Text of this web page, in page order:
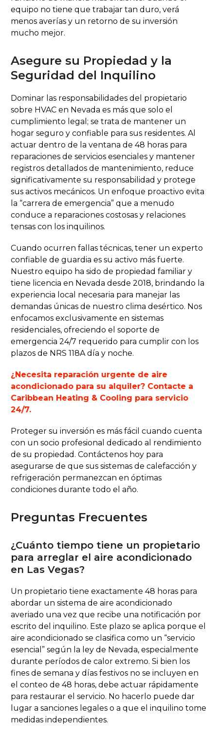
equipo no tiene que trabajar tan duro, verá
menos averías y un retorno de su inversión
mucho mejor.
Asegure su Propiedad y la
Seguridad del Inquilino
Dominar las responsabilidades del propietario
sobre HVAC en Nevada es más que solo el
cumplimiento legal; se trata de mantener un
hogar seguro y confiable para sus residentes. Al
actuar dentro de la ventana de 48 horas para
reparaciones de servicios esenciales y mantener
registros detallados de mantenimiento, reduce
significativamente su responsabilidad y protege
sus activos mecánicos. Un enfoque proactivo evita
la “carrera de emergencia” que a menudo
conduce a reparaciones costosas y relaciones
tensas con los inquilinos.
Cuando ocurren fallas técnicas, tener un experto
confiable de guardia es su activo más fuerte.
Nuestro equipo ha sido de propiedad familiar y
tiene licencia en Nevada desde 2018, brindando la
experiencia local necesaria para manejar las
demandas únicas de nuestro clima desértico. Nos
enfocamos exclusivamente en sistemas
residenciales, ofreciendo el soporte de
emergencia 24/7 requerido para cumplir con los
plazos de NRS 118A día y noche.
¿Necesita reparación urgente de aire
acondicionado para su alquiler? Contacte a
Caribbean Heating & Cooling para servicio
24/7.
Proteger su inversión es más fácil cuando cuenta
con un socio profesional dedicado al rendimiento
de su propiedad. Contáctenos hoy para
asegurarse de que sus sistemas de calefacción y
refrigeración permanezcan en óptimas
condiciones durante todo el año.
Preguntas Frecuentes
¿Cuánto tiempo tiene un propietario
para arreglar el aire acondicionado
en Las Vegas?
Un propietario tiene exactamente 48 horas para
abordar un sistema de aire acondicionado
averiado una vez que recibe una notificación por
escrito del inquilino. Este plazo se aplica porque el
aire acondicionado se clasifica como un “servicio
esencial” según la ley de Nevada, especialmente
durante períodos de calor extremo. Si bien los
fines de semana y días festivos no se incluyen en
el conteo de 48 horas, debe actuar rápidamente
para restaurar el servicio. No hacerlo puede dar
lugar a sanciones legales o a que el inquilino tome
medidas independientes.